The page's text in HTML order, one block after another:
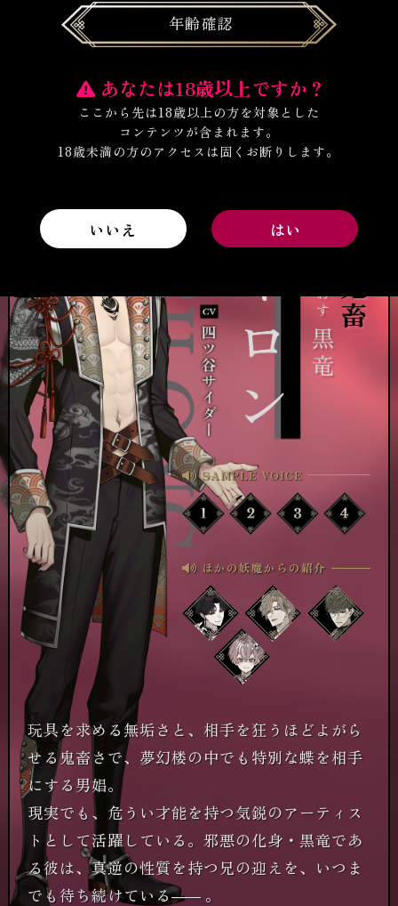
年齢確認
あなたは18歳以上ですか？
ここから先は18歳以上の方を対象とした
コンテンツが含まれます。
18歳未満の方のアクセスは固くお断りします。
いいえ
OP
トップ
NEWS
お知らせ
TORY CHARACTER
OVIE SYSTEM
システム
OUND M INI STORY
ミニストーリー
OICE CHART
1周年記念
お知らせを受け取る
プロフィール等に表示する
HARACTER
SAMPLE VOICE
ほかの妖魔からの紹介
玩具を求める無垢さと、相手を狂うほどよがら
せる鬼畜さで、夢幻楼の中でも特別な蝶を相手
にする男娼。
現実でも、危うい才能を持つ気鋭のアーティス
トとして活躍している。邪悪の化身・黒竜であ
る彼は、真逆の性質を持つ兄の迎えを、いつま
でも待ち続けている――。